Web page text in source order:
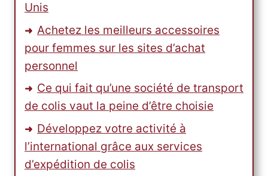
Unis
Achetez les meilleurs accessoires
pour femmes sur les sites d’achat
personnel
Ce qui fait qu’une société de transport
de colis vaut la peine d’être choisie
Développez votre activité à
l’international grâce aux services
d’expédition de colis